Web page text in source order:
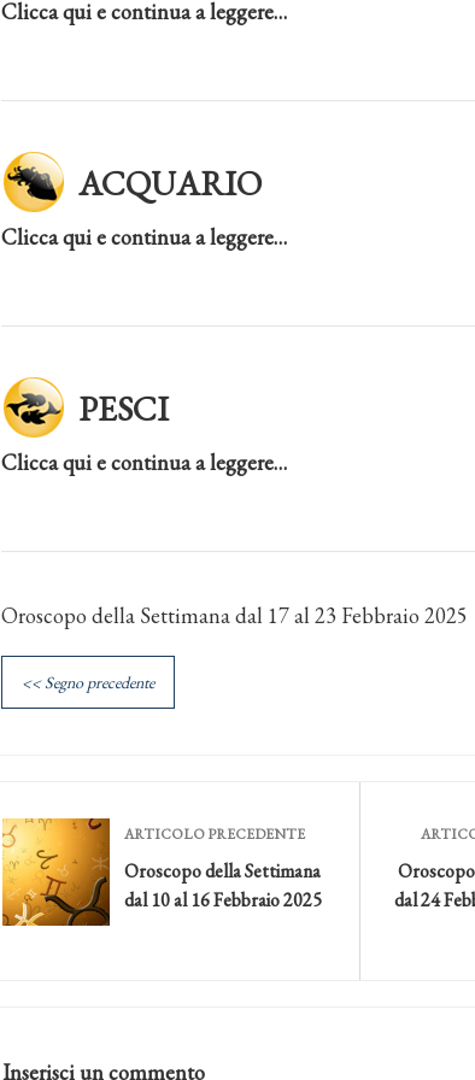
Clicca qui e continua a leggere…
ACQUARIO
Clicca qui e continua a leggere…
PESCI
Clicca qui e continua a leggere…
Oroscopo della Settimana dal 17 al 23 Febbraio 2025
<< Segno precedente
ARTICOLO PRECEDENTE
Oroscopo della Settimana
dal 10 al 16 Febbraio 2025
dal 24
Inserisci un commento